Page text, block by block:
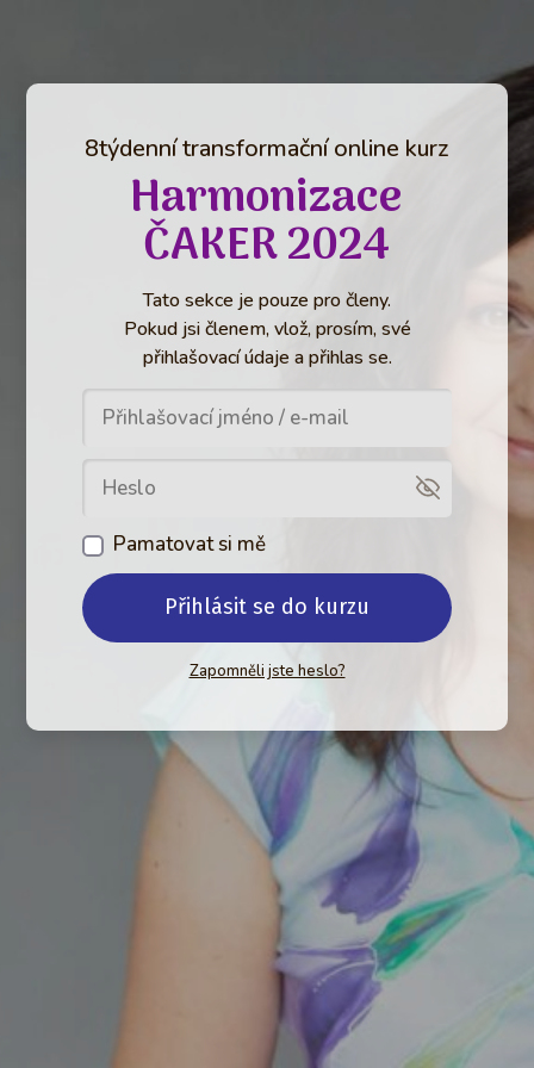
8týdenní transformační online kurz
Harmonizace
ČAKER 2024
Tato sekce je pouze pro členy.
Pokud jsi členem, vlož, prosím, své
přihlašovací údaje a přihlas se.
Pamatovat si mě
Přihlásit se do kurzu
Zapomněli jste heslo?